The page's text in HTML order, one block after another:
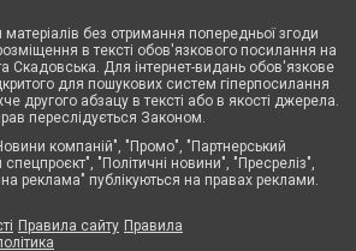
без отримання попередньої згоди
в тексті обов'язкового посилання на
Скадовська. Для інтернет-видань обов'язкове
для пошукових систем гіперпосилання
другого абзацу в тексті або в якості джерела.
переслідується Законом.
компаній", "Промо", "Партнерський
"Політичні новини", "Пресреліз",
реклама" публікуються на правах реклами.
Правила сайту Правила